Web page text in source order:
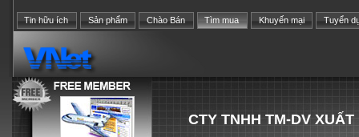
Tin hữu ích Sản phẩm Chào Bán Tìm mua Khuyến mại Tuyển
CTY TNHH TM-DV